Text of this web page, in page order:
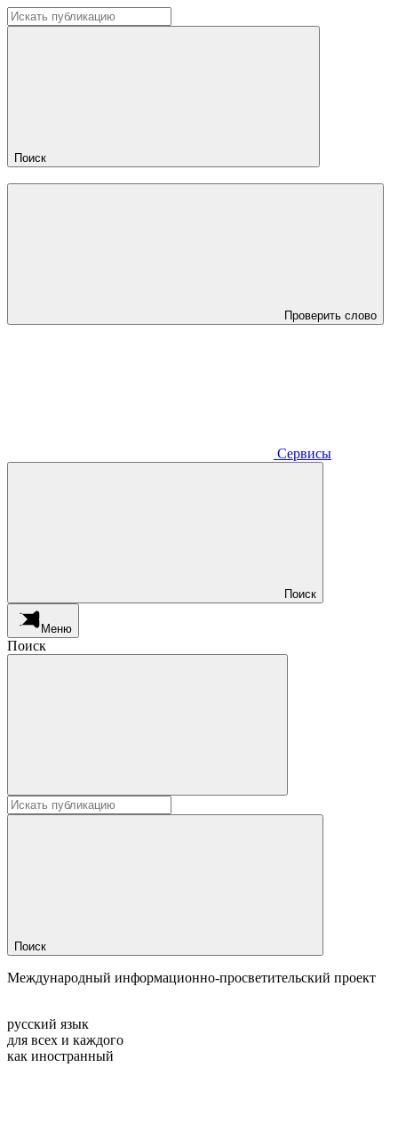
Поиск
Проверить слово
Сервисы
Поиск
Меню
Поиск
Поиск
Международный информационно-просветительский проект
русский язык
для всех и каждого
как иностранный